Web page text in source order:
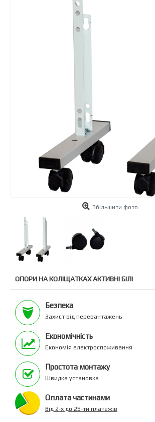
Збiльшити фото...
ОПОРИ НА КОЛІЩАТКАХ АКТИВНІ БІЛІ
Безпека
Захист від перевантажень
Економічність
Економія електроспоживання
Простота монтажу
Швидка установка
Оплата частинами
Вiд 2-х до 25-ти платежiв